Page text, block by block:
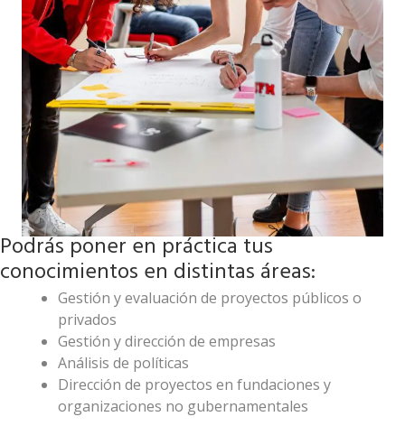
Podrás poner en práctica tus
conocimientos en distintas áreas:
Gestión y evaluación de proyectos públicos o
privados
Gestión y dirección de empresas
Análisis de políticas
Dirección de proyectos en fundaciones y
organizaciones no gubernamentales